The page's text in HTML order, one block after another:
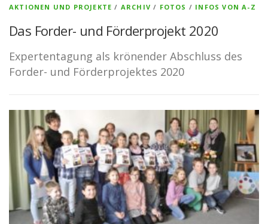
AKTIONEN UND PROJEKTE / ARCHIV / FOTOS / INFOS VON A-Z
Das Forder- und Förderprojekt 2020
Expertentagung als krönender Abschluss des
Forder- und Förderprojektes 2020